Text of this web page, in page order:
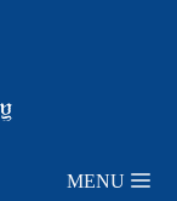
MENU